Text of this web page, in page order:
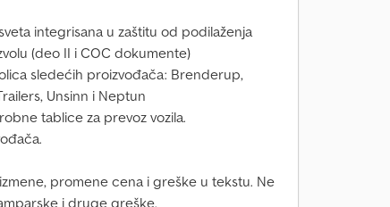
integrisana u zaštitu od podilaženja
(deo II i COC dokumente)
sledećih proizvođača: Brenderup,
Unsinn i Neptun
tablice za prevoz vozila.
promene cena i greške u tekstu. Ne
i druge greške.